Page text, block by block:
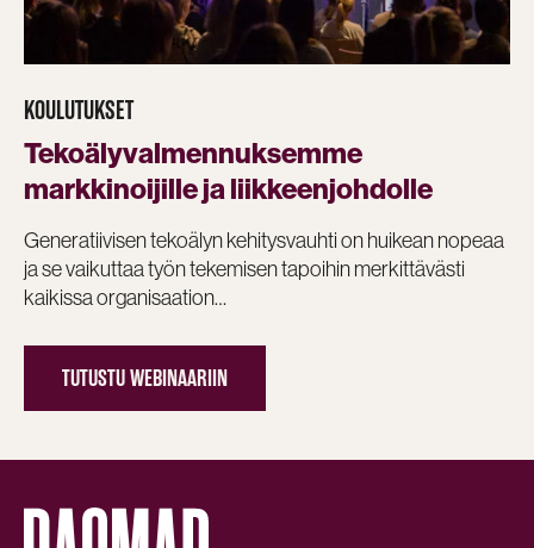
KOULUTUKSET
Tekoälyvalmennuksemme
markkinoijille ja liikkeenjohdolle
Generatiivisen tekoälyn kehitysvauhti on huikean nopeaa
ja se vaikuttaa työn tekemisen tapoihin merkittävästi
kaikissa organisaation…
TUTUSTU WEBINAARIIN